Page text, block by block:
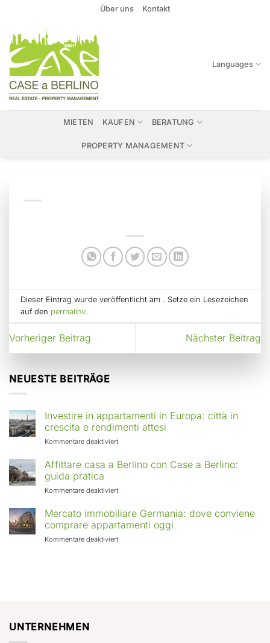
springen
Über uns Kontakt
Languages
MIETEN KAUFEN BERATUNG
PROPERTY MANAGEMENT
Dieser Eintrag wurde veröffentlicht am . Setze ein Lesezeichen
auf den permalink.
Vorheriger Beitrag Nächster Beitrag
NEUESTE BEITRÄGE
Investire in appartamenti in Europa: città in
crescita e rendimenti attesi
Kommentare deaktiviertfür
in
Europa:
in
crescita
rendimenti
Affittare casa a Berlino con Case a Berlino:
guida pratica
Kommentare deaktiviertfür
casa
a
Berlino
con
Mercato immobiliare Germania: dove conviene
comprare appartamenti oggi
Kommentare deaktiviertfür
UNTERNEHMEN